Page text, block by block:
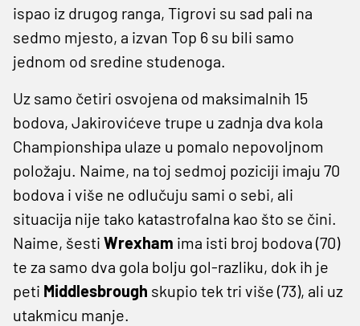
ispao iz drugog ranga, Tigrovi su sad pali na
sedmo mjesto, a izvan Top 6 su bili samo
jednom od sredine studenoga.
Uz samo četiri osvojena od maksimalnih 15
bodova, Jakirovićeve trupe u zadnja dva kola
Championshipa ulaze u pomalo nepovoljnom
položaju. Naime, na toj sedmoj poziciji imaju 70
bodova i više ne odlučuju sami o sebi, ali
situacija nije tako katastrofalna kao što se čini.
Naime, šesti Wrexham ima isti broj bodova (70)
te za samo dva gola bolju gol-razliku, dok ih je
peti Middlesbrough skupio tek tri više (73), ali uz
utakmicu manje.